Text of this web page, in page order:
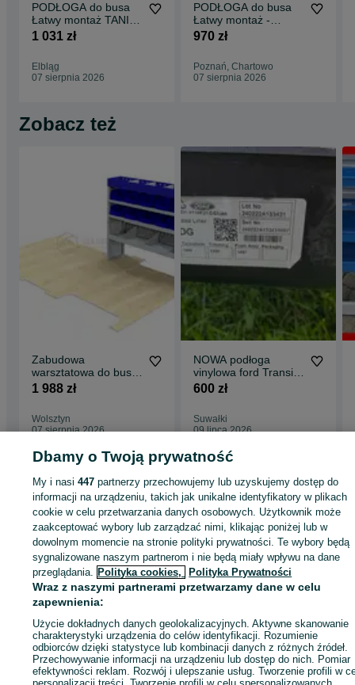
PODŁOGA do busa
Łatwy montaż TANIA
WYSYŁKA -
1 031 zł
Elbląg
07 sierpnia 2026
PODŁOGA do busa
Łatwy montaż -
SPRINTER wszystkie
970 zł
Poznań, Chartowo
07 sierpnia 2026
Zobacz też
Zabudowa
warsztatowa do busa
komplet
1 988 zł
Wolsztyn
07 sierpnia 2026
NOWA podłoga
vinylowa ford Transit
custom
600 zł
Suwałki
09 lipca 2026
Strona główna Motoryzacja Części samochodowe
Dostawcze i Ciężarowe
Dostawcze i Ciężarowe - Podlaskie
Dostawcze i Ciężarowe - Bielsk Podlaski
KATEGORIA
ID: 596286336 Wyświetlenia:
Zadzwoń / SMS Wyślij wiadomość
Dbamy o Twoją prywatność
My i nasi447 partnerzy przechowujemy lub uzyskujemy dostęp do
informacji na urządzeniu, takich jak unikalne identyfikatory w plikach
cookie w celu przetwarzania danych osobowych. Użytkownik może
zaakceptować wybory lub zarządzać nimi, klikając poniżej lub w
dowolnym momencie na stronie polityki prywatności. Te wybory będą
sygnalizowane naszym partnerom i nie będą miały wpływu na dane
przeglądania. Polityka cookies, Polityka Prywatności
Wraz z naszymi partnerami przetwarzamy dane w celu
zapewnienia:
Użycie dokładnych danych geolokalizacyjnych. Aktywne skanowanie
charakterystyki urządzenia do celów identyfikacji. Rozumienie
odbiorców dzięki statystyce lub kombinacji danych z różnych źródeł.
Przechowywanie informacji na urządzeniu lub dostęp do nich. Pomiar
efektywności reklam. Rozwój i ulepszanie usług. Tworzenie profili w